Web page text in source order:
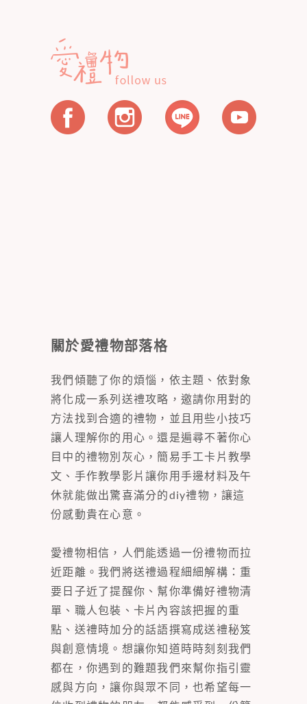
關於愛禮物部落格
我們傾聽了你的煩惱，依主題、依對象
將化成一系列送禮攻略，邀請你用對的
方法找到合適的禮物，並且用些小技巧
讓人理解你的用心。還是遍尋不著你心
目中的禮物別灰心，簡易手工卡片教學
文、手作教學影片讓你用手邊材料及午
休就能做出驚喜滿分的diy禮物，讓這
份感動貴在心意。
愛禮物相信，人們能透過一份禮物而拉
近距離。我們將送禮過程細細解構：重
要日子近了提醒你、幫你準備好禮物清
單、職人包裝、卡片內容該把握的重
點、送禮時加分的話語撰寫成送禮秘笈
與創意情境。想讓你知道時時刻刻我們
都在，你遇到的難題我們來幫你指引靈
感與方向，讓你與眾不同，也希望每一